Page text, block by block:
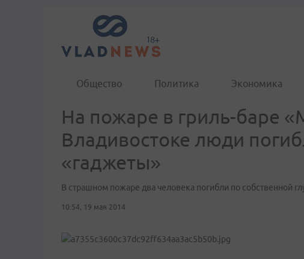
Общество Политика Экономика
На пожаре в гриль-баре
Владивостоке люди
«гаджеты»
В страшном пожаре два человека погибли по собственной
10:54, 19 мая 2014